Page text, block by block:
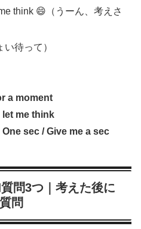
think 😄（うーん、考えさ
待って）
a moment
let me think
One sec / Give me a sec
問3つ｜考えた後に
問